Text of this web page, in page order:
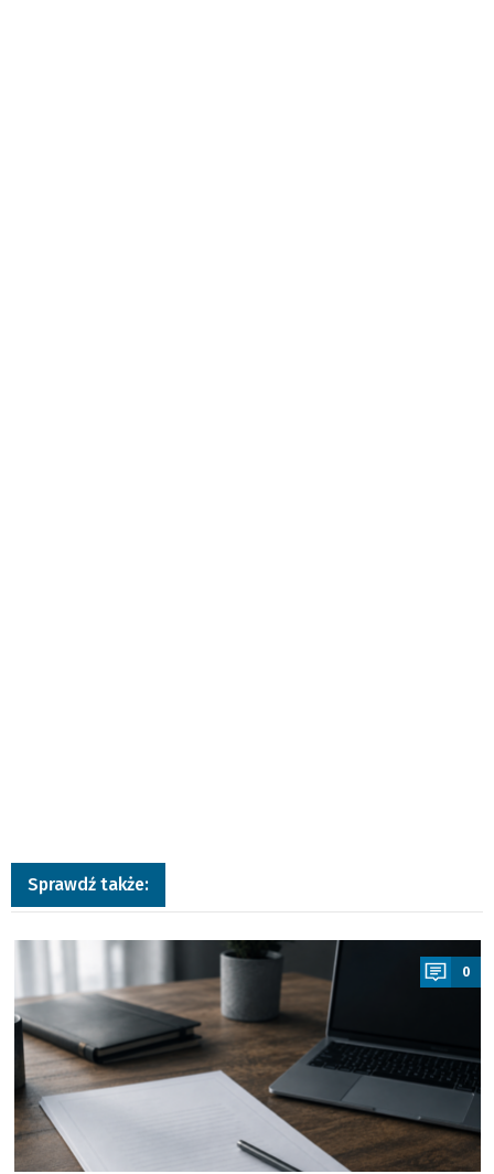
Sprawdź także:
a
0